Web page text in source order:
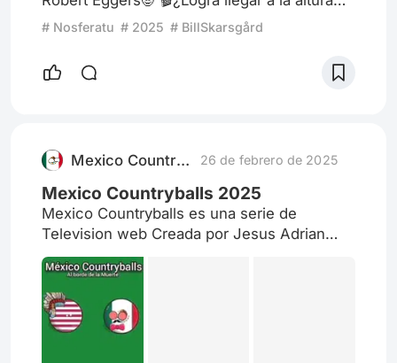
de la original?
# Nosferatu # 2025 # BillSkarsgård
Mexico Countryballs 26 de febrero de 2025
Mexico Countryballs 2025
Mexico Countryballs es una serie de
Television web Creada por Jesus Adrian
SLU lanzado el 17 de enero de 2025 en
YouTube